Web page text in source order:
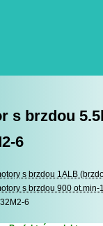
s brzdou
6
s brzdou 1ALB
s brzdou 900 ot.min-1
6